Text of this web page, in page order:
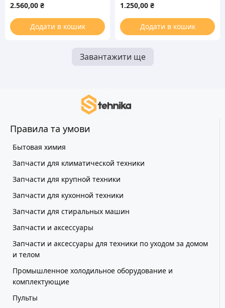
посудомоечной машины
Electrolux
2.560,00 ₴
Додати в кошик
для холодильника
1.250,00 ₴
Додати в кошик
Завантажити ще
Правила та умови
Бытовая химия
Запчасти для климатической техники
Запчасти для крупной техники
Запчасти для кухонной техники
Запчасти для стиральных машин
Запчасти и аксессуары
Запчасти и аксессуары для техники по уходом за домом
и телом
Промышленное холодильное оборудование и
комплектующие
Пульты